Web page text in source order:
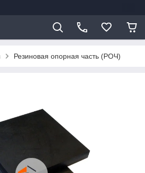
Резиновая опорная часть (РОЧ)